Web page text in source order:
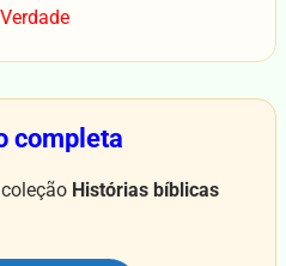
completa
Histórias bíblicas